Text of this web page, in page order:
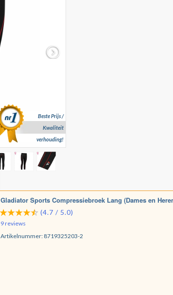
Beste Prijs /
Kwaliteit
verhouding!
Gladiator Sports Compressiebroek Lang (Dames en
(4.7 / 5.0)
9 reviews
Artikelnummer: 8719325203-2